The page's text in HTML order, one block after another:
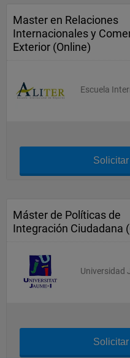
Master en Relaciones
Internacionales y
Exterior (Online)
Escuela
Máster de Políticas de
Integración Ciudadana
Universidad